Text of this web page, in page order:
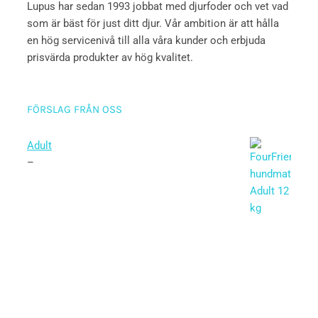
Lupus har sedan 1993 jobbat med djurfoder och vet vad
som är bäst för just ditt djur. Vår ambition är att hålla
en hög servicenivå till alla våra kunder och erbjuda
prisvärda produkter av hög kvalitet.
FÖRSLAG FRÅN OSS
Adult
–